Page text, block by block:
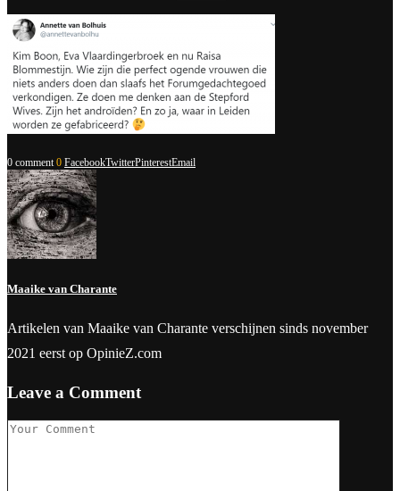
0 comment 0 FacebookTwitterPinterestEmail
Maaike van Charante
Artikelen van Maaike van Charante verschijnen sinds november
2021 eerst op OpinieZ.com
Leave a Comment